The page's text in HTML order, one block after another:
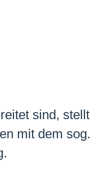
sind, stellt
mit dem sog.